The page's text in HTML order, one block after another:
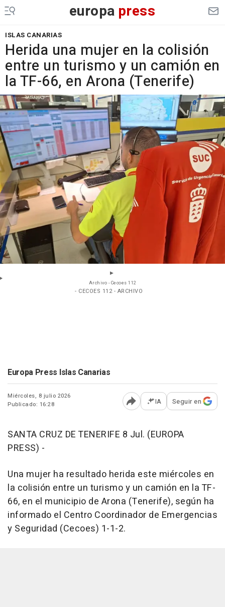
europa press
ISLAS CANARIAS
Herida una mujer en la colisión
entre un turismo y un camión en
la TF-66, en Arona (Tenerife)
Archivo - Cecoes 112
- CECOES 112 - ARCHIVO
Europa Press Islas Canarias
Miércoles, 8 julio 2026
Publicado: 16:28
Abrir opciones para
IA Seguir en
SANTA CRUZ DE TENERIFE 8 Jul. (EUROPA
PRESS) -
Una mujer ha resultado herida este miércoles en
la colisión entre un turismo y un camión en la TF-
66, en el municipio de Arona (Tenerife), según ha
informado el Centro Coordinador de Emergencias
y Seguridad (Cecoes) 1-1-2.